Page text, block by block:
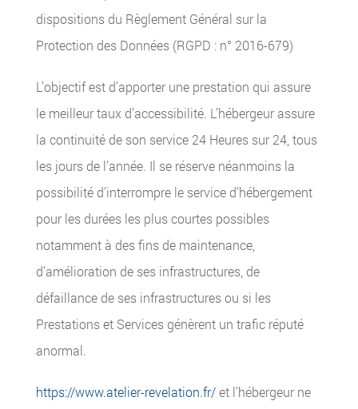
dispositions du Règlement Général sur la
Protection des Données (RGPD : n° 2016-679)
L’objectif est d’apporter une prestation qui assure
le meilleur taux d’accessibilité. L’hébergeur assure
la continuité de son service 24 Heures sur 24, tous
les jours de l’année. Il se réserve néanmoins la
possibilité d’interrompre le service d’hébergement
pour les durées les plus courtes possibles
notamment à des fins de maintenance,
d’amélioration de ses infrastructures, de
défaillance de ses infrastructures ou si les
Prestations et Services génèrent un trafic réputé
anormal.
https://www.atelier-revelation.fr/et l’hébergeur ne